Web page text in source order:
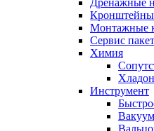
Дренажные
Кронштейны
Монтажные
Сервис
Химия
Инструмент